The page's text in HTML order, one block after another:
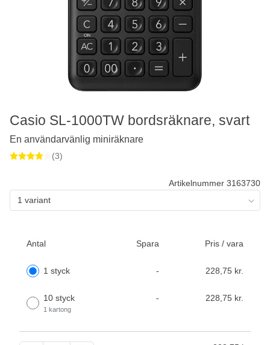
Artikelnummer 3163730
1 variant
Antal Spara Pris / vara
1 styck - 228,75 kr.
10 styck
1 kartong
- 228,75 kr.
Casio SL-1000TW bordsräknare, svart
En användarvänlig miniräknare
(3)